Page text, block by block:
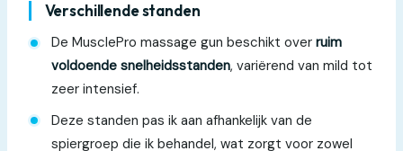
Verschillende standen
De MusclePro massage gun beschikt overruim
voldoende snelheidsstanden, variërend van mild tot
zeer intensief.
Deze standen pas ik aan afhankelijk van de
spiergroep die ik behandel, wat zorgt voor zowel